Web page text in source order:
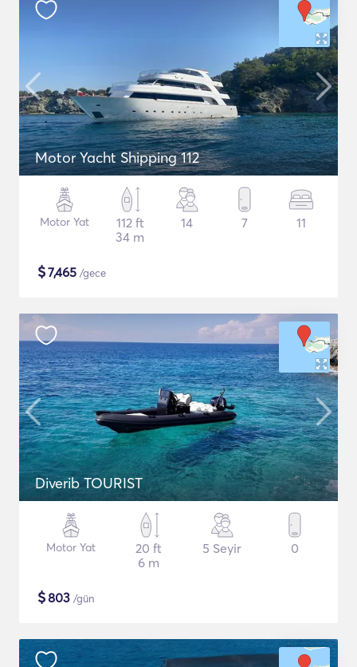
Motor Yacht Shipping 112
Motor Yat
112 ft
34 m
14 7 11
$7,465 /gece
Diverib TOURIST
Motor Yat
20 ft
6 m
5 Seyir 0
$803 /gün